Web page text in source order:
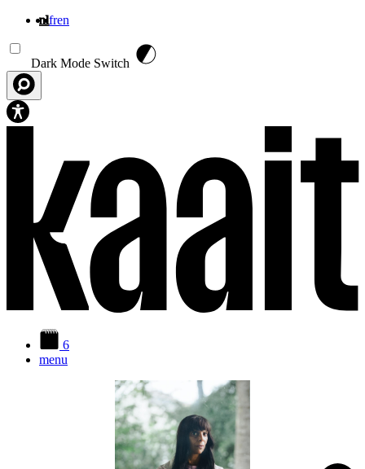
nlfren
Dark Mode Switch
6
menu